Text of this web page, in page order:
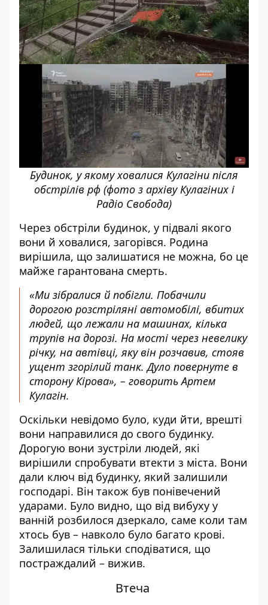
Будинок, у якому ховалися Кулагіни після
обстрілів рф (фото з архіву Кулагіних і
Радіо Свобода)
Через обстріли будинок, у підвалі якого
вони й ховалися, загорівся. Родина
вирішила, що залишатися не можна, бо це
майже гарантована смерть.
«Ми зібралися й побігли. Побачили
дорогою розстріляні автомобілі, вбитих
людей, що лежали на машинах, кілька
трупів на дорозі. На мості через невелику
річку, на автівці, яку він розчавив, стояв
ущент згорілий танк. Дуло повернуте в
сторону Кірова», – говорить Артем
Кулагін.
Оскільки невідомо було, куди йти, врешті
вони направилися до свого будинку.
Дорогую вони зустріли людей, які
вирішили спробувати втекти з міста. Вони
дали ключ від будинку, який залишили
господарі. Він також був понівечений
ударами. Було видно, що від вибуху у
ванній розбилося дзеркало, саме коли там
хтось був – навколо було багато крові.
Залишилася тільки сподіватися, що
постраждалий – вижив.
Втеча